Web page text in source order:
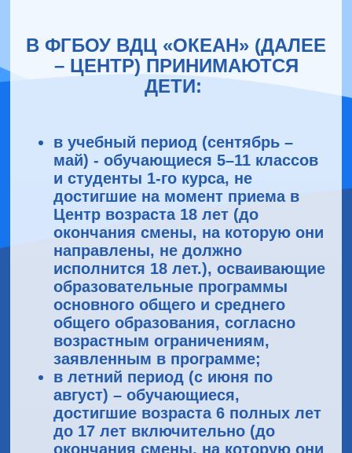
В ФГБОУ ВДЦ «ОКЕАН» (ДАЛЕЕ
– ЦЕНТР) ПРИНИМАЮТСЯ
ДЕТИ:
в учебный период (сентябрь –
май) - обучающиеся 5–11 классов
и студенты 1-го курса, не
достигшие на момент приема в
Центр возраста 18 лет (до
окончания смены, на которую они
направлены, не должно
исполнится 18 лет.), осваивающие
образовательные программы
основного общего и среднего
общего образования, согласно
возрастным ограничениям,
заявленным в программе;
в летний период (с июня по
август) – обучающиеся,
достигшие возраста 6 полных лет
до 17 лет включительно (до
окончания смены, на которую они